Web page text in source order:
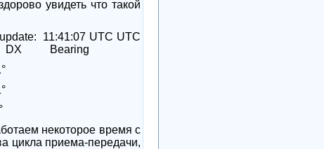
увидеть что такой
11:41:07 UTC UTC
DX
Bearing
некоторое время с
цикла приема-передачи,